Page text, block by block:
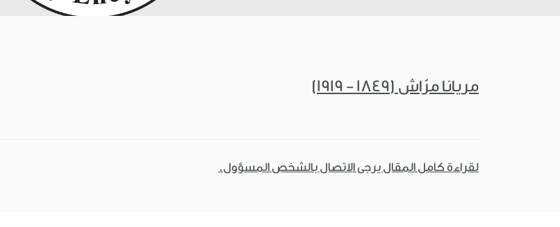
مريانا مرّاش (1849 - 1919)
لقراءة كامل المقال يرجى الاتصال بالشخص المسؤول.